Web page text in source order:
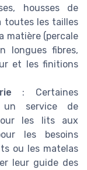
housses de
toutes les tailles
matière (percale
longues fibres,
et les finitions
: Certaines
un service de
les lits aux
les besoins
ou les matelas
leur guide des